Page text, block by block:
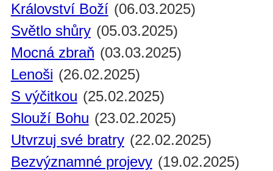
Království Boží (06.03.2025)
Světlo shůry (05.03.2025)
Mocná zbraň (03.03.2025)
Lenoši (26.02.2025)
S výčitkou (25.02.2025)
Slouží Bohu (23.02.2025)
Utvrzuj své bratry (22.02.2025)
Bezvýznamné projevy (19.02.2025)